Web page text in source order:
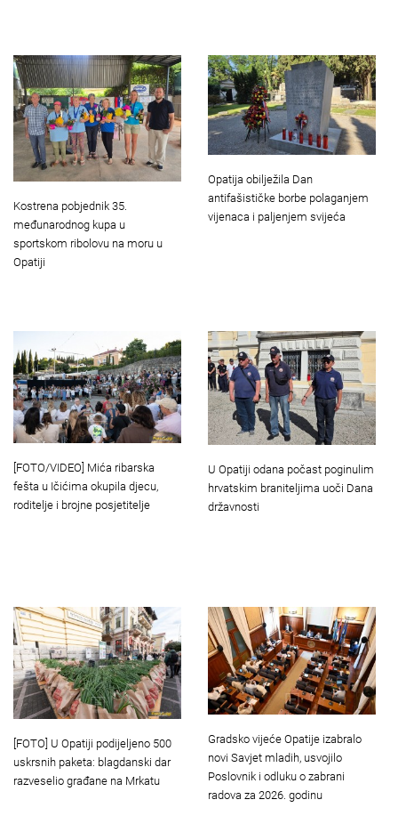
Kostrena pobjednik 35.
međunarodnog kupa u
sportskom ribolovu na moru u
Opatiji
Opatija obilježila Dan
antifašističke borbe polaganjem
vijenaca i paljenjem svijeća
[FOTO/VIDEO] Mića ribarska
fešta u Ičićima okupila djecu,
roditelje i brojne posjetitelje
U Opatiji odana počast poginulim
hrvatskim braniteljima uoči Dana
državnosti
[FOTO] U Opatiji podijeljeno 500
uskrsnih paketa: blagdanski dar
razveselio građane na Mrkatu
Gradsko vijeće Opatije izabralo
novi Savjet mladih, usvojilo
Poslovnik i odluku o zabrani
radova za 2026. godinu